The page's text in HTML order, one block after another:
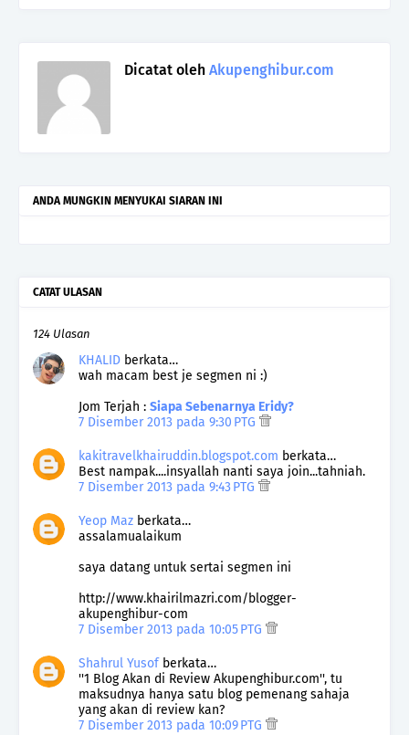
Dicatat oleh Akupenghibur.com
ANDA MUNGKIN MENYUKAI SIARAN INI
CATAT ULASAN
124 Ulasan
KHALID berkata…
wah macam best je segmen ni :)
Jom Terjah : Siapa Sebenarnya Eridy?
7 Disember 2013 pada 9:30 PTG
kakitravelkhairuddin.blogspot.com berkata…
Best nampak....insyallah nanti saya join...tahniah.
7 Disember 2013 pada 9:43 PTG
Yeop Maz berkata…
assalamualaikum
saya datang untuk sertai segmen ini
http://www.khairilmazri.com/blogger-
akupenghibur-com
7 Disember 2013 pada 10:05 PTG
Shahrul Yusofberkata…
''1 Blog Akan di Review Akupenghibur.com'', tu
maksudnya hanya satu blog pemenang sahaja
yang akan di review kan?
7 Disember 2013 pada 10:09 PTG